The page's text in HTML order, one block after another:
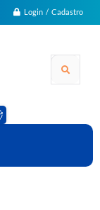
Login / Cadastro